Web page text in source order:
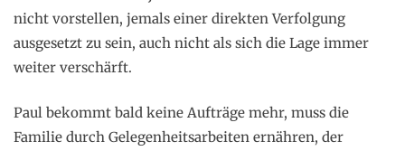
nicht vorstellen, jemals einer direkten Verfolgung
ausgesetzt zu sein, auch nicht als sich die Lage immer
weiter verschärft.
Paul bekommt bald keine Aufträge mehr, muss die
Familie durch Gelegenheitsarbeiten ernähren, der